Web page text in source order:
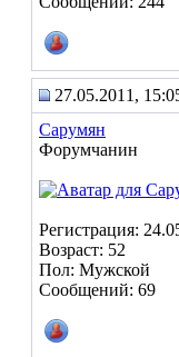
27.05.2011,
Сарумян
Форумчанин
Регистрация:
Возраст: 52
Пол: Мужской
Сообщений: 69